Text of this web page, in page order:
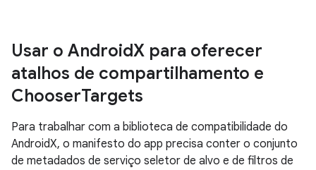
Usar o AndroidX para oferecer
atalhos de compartilhamento e
ChooserTargets
Para trabalhar com a biblioteca de compatibilidade do
AndroidX, o manifesto do app precisa conter o conjunto
de metadados de serviço seletor de alvo e de filtros de